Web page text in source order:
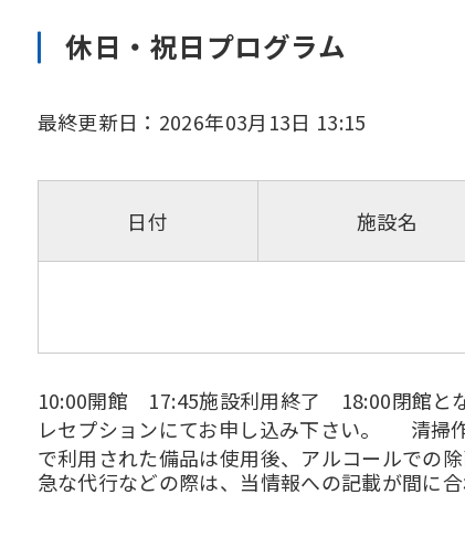
休日・祝日プログラム
最終更新日：2026年03月13日 13:15
日付 施設名
10:00開館 17:45施設利用終了 18:00閉館と
レセプションにてお申し込み下さい。 清掃
で利用された備品は使用後、アルコールでの
急な代行などの際は、当情報への記載が間に